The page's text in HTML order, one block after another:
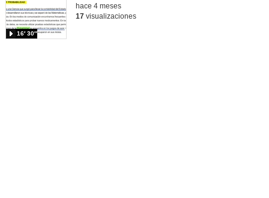
16′ 30″
hace 4 meses
17visualizaciones